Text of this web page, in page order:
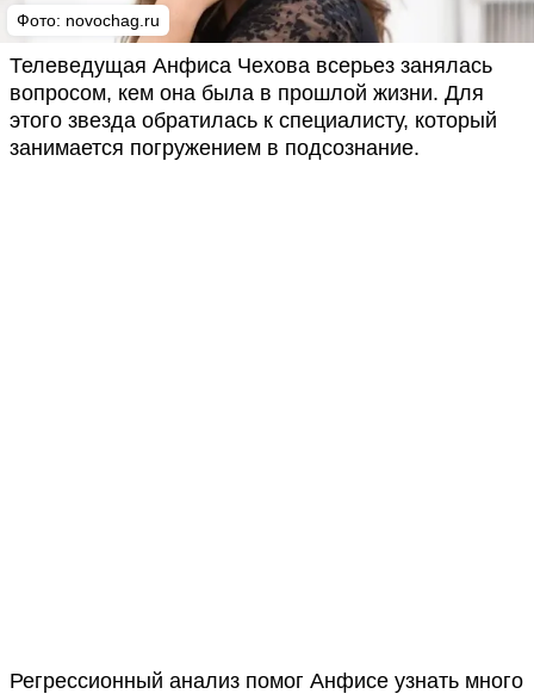
Фото: novochag.ru
Телеведущая Анфиса Чехова всерьез занялась
вопросом, кем она была в прошлой жизни. Для
этого звезда обратилась к специалисту, который
занимается погружением в подсознание.
Регрессионный анализ помог Анфисе узнать много